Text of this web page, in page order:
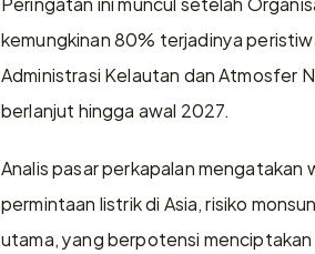
kemungkinan 80% terjadinya
Administrasi Kelautan dan Atmosfer
berlanjut hingga awal 2027.
Analis pasar perkapalan
permintaan listrik di Asia, risiko
utama, yang berpotensi